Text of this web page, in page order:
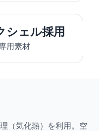
シェル採用
用素材
（気化熱）を利用。空